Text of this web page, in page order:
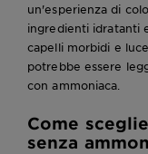
un'esperienza di
ingredienti idratanti
capelli morbidi e
potrebbe essere
con ammoniaca.
Come
senza